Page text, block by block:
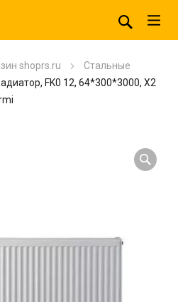
shoprs.ru
Стальные
FK0 12, 64*300*3000, X2